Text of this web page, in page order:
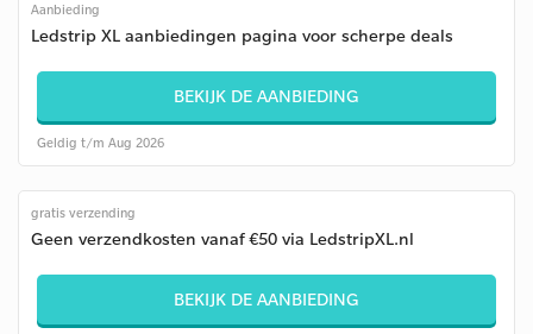
Aanbieding
Ledstrip XL aanbiedingen pagina voor scherpe deals
BEKIJK DE AANBIEDING
Geldig t/m Aug 2026
gratis verzending
Geen verzendkosten vanaf €50 via LedstripXL.nl
BEKIJK DE AANBIEDING